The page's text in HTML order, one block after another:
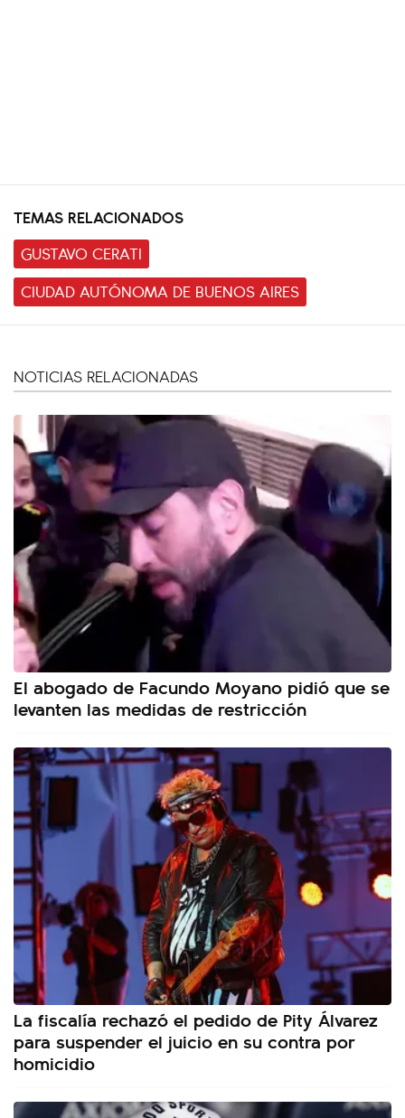
TEMAS RELACIONADOS
GUSTAVO CERATI
CIUDAD AUTÓNOMA DE BUENOS AIRES
NOTICIAS RELACIONADAS
El abogado de Facundo Moyano pidió que se
levanten las medidas de restricción
La fiscalía rechazó el pedido de Pity Álvarez
para suspender el juicio en su contra por
homicidio